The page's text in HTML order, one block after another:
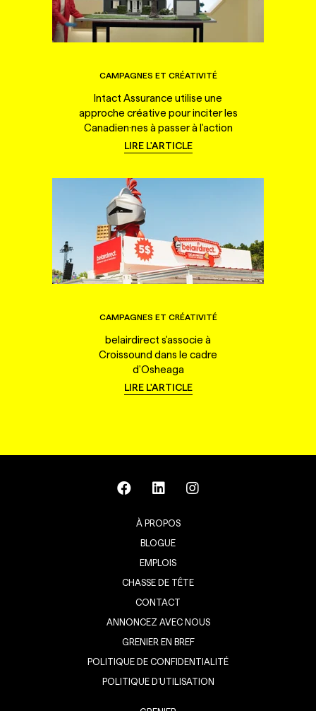
CAMPAGNES ET CRÉATIVITÉ
Intact Assurance utilise une
approche créative pour inciter les
Canadien·nes à passer à l'action
LIRE L'ARTICLE
CAMPAGNES ET CRÉATIVITÉ
belairdirect s'associe à
Croissound dans le cadre
d'Osheaga
LIRE L'ARTICLE
À PROPOS
BLOGUE
EMPLOIS
CHASSE DE TÊTE
CONTACT
ANNONCEZ AVEC NOUS
GRENIER EN BREF
POLITIQUE DE CONFIDENTIALITÉ
POLITIQUE D’UTILISATION